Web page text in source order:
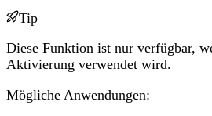
Tip
Diese Funktion ist nur verfügbar,
Aktivierung verwendet wird.
Mögliche Anwendungen: